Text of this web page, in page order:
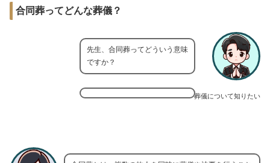
合同葬ってどんな葬儀？
葬儀について知りたい
先生、合同葬ってどういう意味
ですか？